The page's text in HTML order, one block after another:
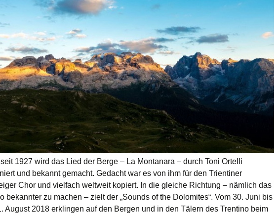
1927 wird das Lied der Berge – La Montanara – durch Toni Ortelli
und bekannt gemacht. Gedacht war es von ihm für den Trientiner
Chor und vielfach weltweit kopiert. In die gleiche Richtung – nämlich das
bekannter zu machen – zielt der „Sounds of the Dolomites“. Vom 30. Juni bis
August 2018 erklingen auf den Bergen und in den Tälern des Trentino beim